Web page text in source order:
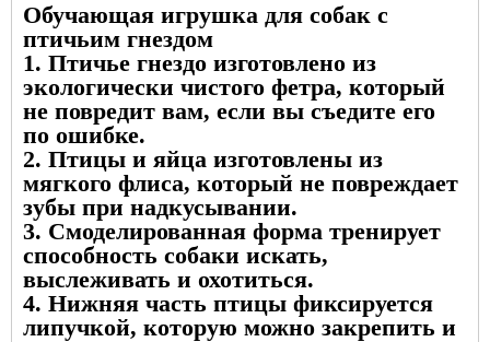
Обучающая игрушка для собак с
птичьим гнездом
1. Птичье гнездо изготовлено из
экологически чистого фетра, который
не повредит вам, если вы съедите его
по ошибке.
2. Птицы и яйца изготовлены из
мягкого флиса, который не повреждает
зубы при надкусывании.
3. Смоделированная форма тренирует
способность собаки искать,
выслеживать и охотиться.
4. Нижняя часть птицы фиксируется
липучкой, которую можно закрепить и